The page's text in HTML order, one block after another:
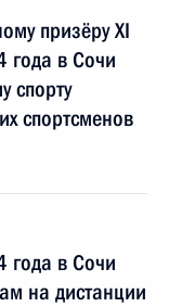
призёру XI
года в Сочи
спорту
спортсменов
года в Сочи
на дистанции